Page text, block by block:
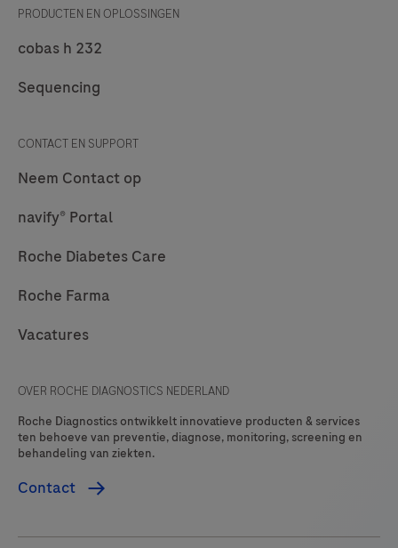
PRODUCTEN EN OPLOSSINGEN
cobas h 232
Sequencing
CONTACT EN SUPPORT
Neem Contact op
navify® Portal
Roche Diabetes Care
Roche Farma
Vacatures
OVER ROCHE DIAGNOSTICS NEDERLAND
Roche Diagnostics ontwikkelt innovatieve producten & services
ten behoeve van preventie, diagnose, monitoring, screening en
behandeling van ziekten.
Contact